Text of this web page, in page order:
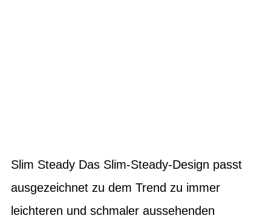
Slim Steady Das Slim-Steady-Design passt
ausgezeichnet zu dem Trend zu immer
leichteren und schmaler aussehenden